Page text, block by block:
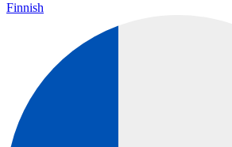
Finnish